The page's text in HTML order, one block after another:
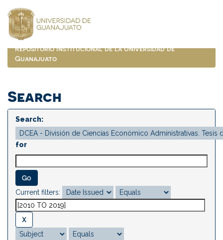
navigation
Repositorio Institucional de la Universidad de
Guanajuato
Search
Search:
for
Current filters: